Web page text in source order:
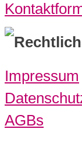
Impressum
AGBs